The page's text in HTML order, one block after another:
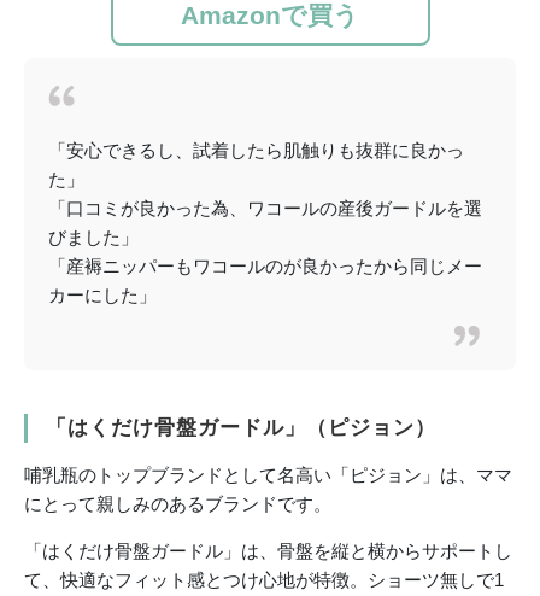
Amazonで買う
「安心できるし、試着したら肌触りも抜群に良かっ
た」
「口コミが良かった為、ワコールの産後ガードルを選
びました」
「産褥ニッパーもワコールのが良かったから同じメー
カーにした」
「はくだけ骨盤ガードル」（ピジョン）
哺乳瓶のトップブランドとして名高い「ピジョン」は、ママ
にとって親しみのあるブランドです。
「はくだけ骨盤ガードル」は、骨盤を縦と横からサポートし
て、快適なフィット感とつけ心地が特徴。ショーツ無しで1